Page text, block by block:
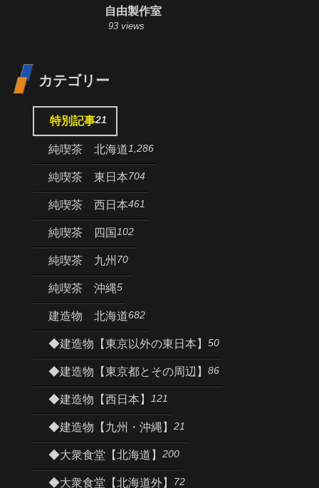
自由製作室
93 views
カテゴリー
特別記事21
純喫茶 北海道1,286
純喫茶 東日本704
純喫茶 西日本461
純喫茶 四国 102
純喫茶 九州 70
純喫茶 沖縄5
建造物 北海道682
◆建造物【東京以外の東日本】 50
◆建造物【東京都とその周辺】 86
◆建造物【西日本】 121
◆建造物【九州・沖縄】 21
◆大衆食堂【北海道】 200
◆大衆食堂【北海道外】 72